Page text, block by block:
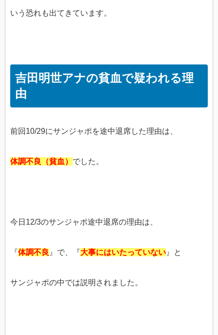
いう恐れも出てきています。
吉田明世アナの貧血で疑われる理
由
前回10/29にサンジャポを途中退席した理由は、
体調不良（貧血） でした。
今日12/3のサンジャポ途中退席の理由は、
『体調不良 』で、『大事にはいたっていない 』と
サンジャポの中では説明されました。